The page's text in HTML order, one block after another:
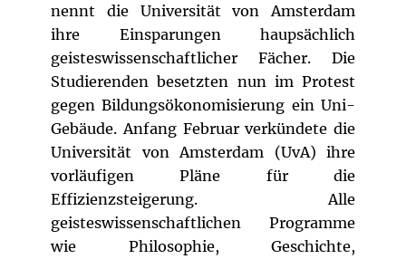
nennt die Universität von Amsterdam
ihre Einsparungen haupsächlich
geisteswissenschaftlicher Fächer. Die
Studierenden besetzten nun im Protest
gegen Bildungsökonomisierung ein Uni-
Gebäude. Anfang Februar verkündete die
Universität von Amsterdam (UvA) ihre
vorläufigen Pläne für die
Effizienzsteigerung. Alle
geisteswissenschaftlichen Programme
wie Philosophie, Geschichte,